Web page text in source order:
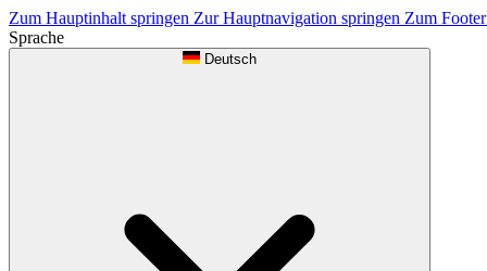
Zum Hauptinhalt springen Zur Hauptnavigation springen Zum
Sprache
Deutsch